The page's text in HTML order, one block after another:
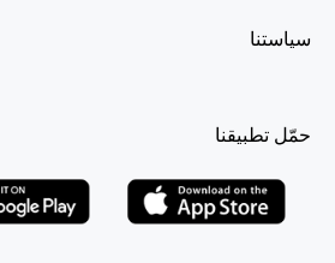
سياستنا
حمّل تطبيقنا